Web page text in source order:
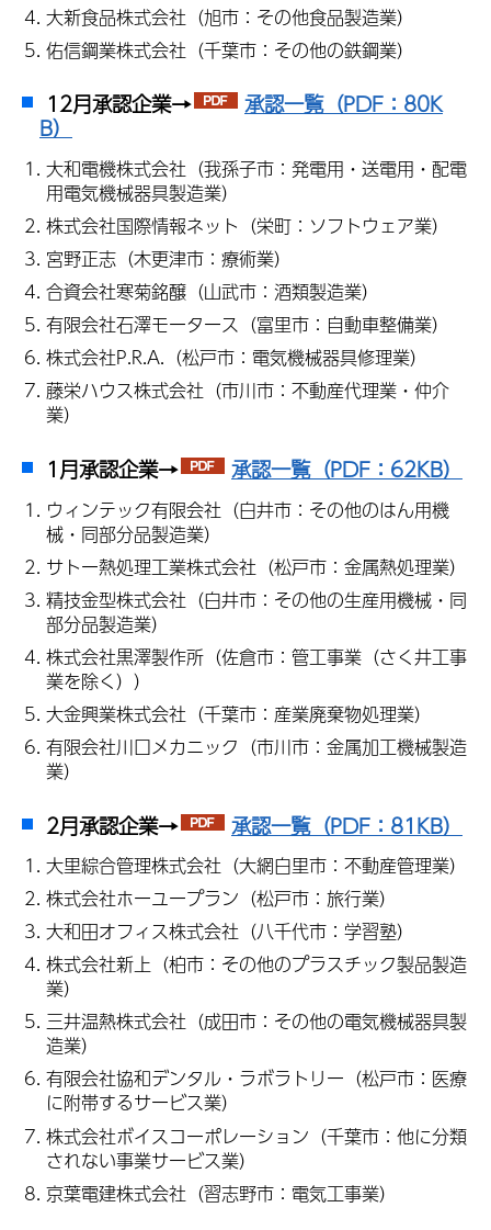
大新食品株式会社（旭市：その他食品製造業）
佑信鋼業株式会社（千葉市：その他の鉄鋼業）
12月承認企業→ 承認一覧（PDF：80K
B）
大和電機株式会社（我孫子市：発電用・送電用・配電
用電気機械器具製造業）
株式会社国際情報ネット（栄町：ソフトウェア業）
宮野正志（木更津市：療術業）
合資会社寒菊銘醸（山武市：酒類製造業）
有限会社石澤モータース（富里市：自動車整備業）
株式会社P.R.A.（松戸市：電気機械器具修理業）
藤栄ハウス株式会社（市川市：不動産代理業・仲介
業）
1月承認企業→ 承認一覧（PDF：62KB）
ウィンテック有限会社（白井市：その他のはん用機
械・同部分品製造業）
サトー熱処理工業株式会社（松戸市：金属熱処理業）
精技金型株式会社（白井市：その他の生産用機械・同
部分品製造業）
株式会社黒澤製作所（佐倉市：管工事業（さく井工事
業を除く））
大金興業株式会社（千葉市：産業廃棄物処理業）
有限会社川口メカニック（市川市：金属加工機械製造
業）
2月承認企業→ 承認一覧（PDF：81KB）
大里綜合管理株式会社（大網白里市：不動産管理業）
株式会社ホーユープラン（松戸市：旅行業）
大和田オフィス株式会社（八千代市：学習塾）
株式会社新上（柏市：その他のプラスチック製品製造
業）
三井温熱株式会社（成田市：その他の電気機械器具製
造業）
有限会社協和デンタル・ラボラトリー（松戸市：医療
に附帯するサービス業）
株式会社ボイスコーポレーション（千葉市：他に分類
されない事業サービス業）
京葉電建株式会社（習志野市：電気工事業）